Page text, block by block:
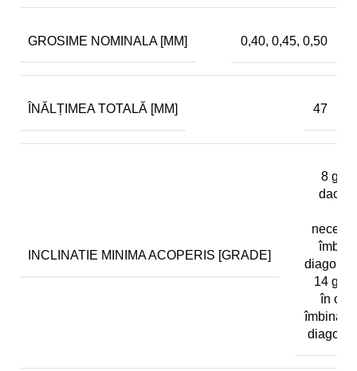
GROSIME NOMINALA [MM] 0,40, 0,45, 0,50
ÎNĂLȚIMEA TOTALĂ [MM] 47
INCLINATIE MINIMA ACOPERIS [GRADE]
8
dacă
14
în